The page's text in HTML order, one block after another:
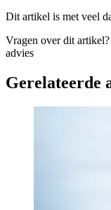
Dit artikel is met veel
Vragen over dit artikel?
advies
Gerelateerde